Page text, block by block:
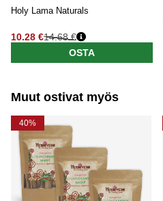
Holy Lama Naturals
10.28 €
Normaali hinta
14.68 €
OSTA
Muut ostivat myös
40%